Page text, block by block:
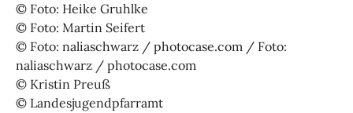
© Foto: Heike Gruhlke
© Foto: Martin Seifert
© Foto: naliaschwarz / photocase.com / Foto:
naliaschwarz / photocase.com
© Kristin Preuß
© Landesjugendpfarramt